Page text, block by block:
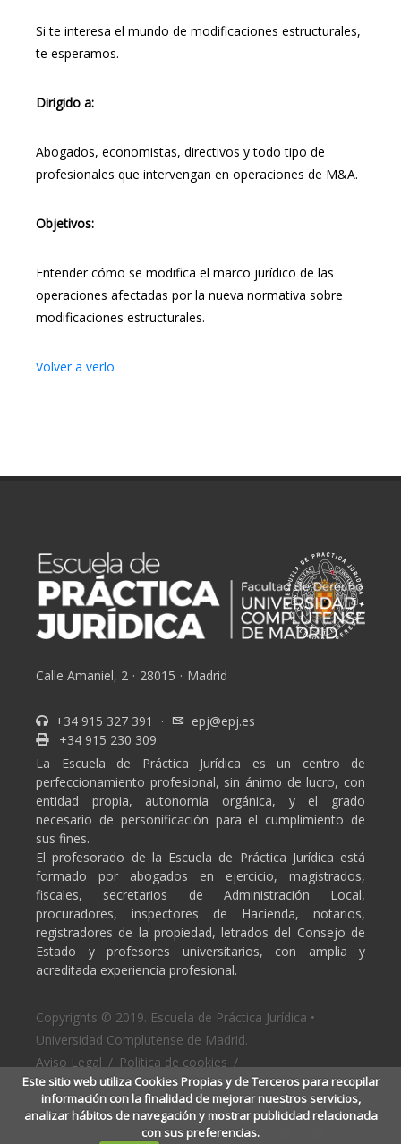
Si te interesa el mundo de modificaciones estructurales,
te esperamos.
Dirigido a:
Abogados, economistas, directivos y todo tipo de
profesionales que intervengan en operaciones de M&A.
Objetivos:
Entender cómo se modifica el marco jurídico de las
operaciones afectadas por la nueva normativa sobre
modificaciones estructurales.
Volver a verlo
Calle Amaniel, 2 · 28015 · Madrid
+34 915 327 391 ·
epj@epj.es
+34 915 230 309
La Escuela de Práctica Jurídica es un centro de
perfeccionamiento profesional, sin ánimo de lucro, con
entidad propia, autonomía orgánica, y el grado
necesario de personificación para el cumplimiento de
sus fines.
El profesorado de la Escuela de Práctica Jurídica está
formado por abogados en ejercicio, magistrados,
fiscales, secretarios de Administración Local,
procuradores, inspectores de Hacienda, notarios,
registradores de la propiedad, letrados del Consejo de
Estado y profesores universitarios, con amplia y
acreditada experiencia profesional.
Copyrights © 2019. Escuela de Práctica Jurídica •
Universidad Complutense de Madrid.
Aviso Legal / Politica de cookies /
Politica de privacidad
Este sitio web utiliza Cookies Propias y de Terceros para recopilar
información con la finalidad de mejorar nuestros servicios,
analizar hábitos de navegación y mostrar publicidad relacionada
con sus preferencias.